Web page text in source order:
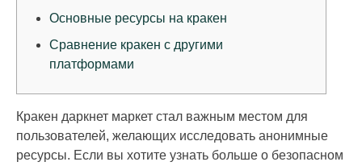
Основные ресурсы на кракен
Сравнение кракен с другими
платформами
Кракен даркнет маркет стал важным местом для
пользователей, желающих исследовать анонимные
ресурсы. Если вы хотите узнать больше о безопасном